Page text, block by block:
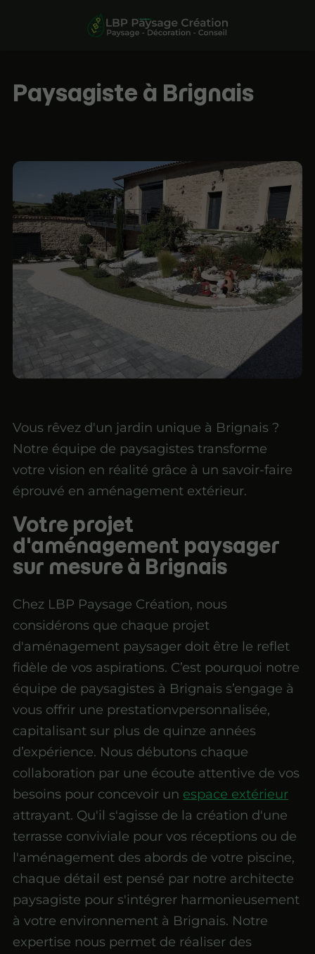
Paysagiste à Brignais
Vous rêvez d'un jardin unique à Brignais ?
Notre équipe de paysagistes transforme
votre vision en réalité grâce à un savoir-faire
éprouvé en aménagement extérieur.
Votre projet
d'aménagement paysager
sur mesure à Brignais
Chez LBP Paysage Création, nous
considérons que chaque projet
d'aménagement paysager doit être le reflet
fidèle de vos aspirations. C’est pourquoi notre
équipe de paysagistes à Brignais s’engage à
vous offrir une prestationvpersonnalisée,
capitalisant sur plus de quinze années
d’expérience. Nous débutons chaque
collaboration par une écoute attentive de vos
besoins pour concevoir un espace extérieur
attrayant. Qu'il s'agisse de la création d'une
terrasse conviviale pour vos réceptions ou de
l'aménagement des abords de votre piscine,
chaque détail est pensé par notre architecte
paysagiste pour s'intégrer harmonieusement
à votre environnement à Brignais. Notre
expertise nous permet de réaliser des